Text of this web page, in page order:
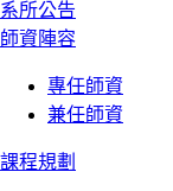
系所公告
師資陣容
專任師資
兼任師資
課程規劃